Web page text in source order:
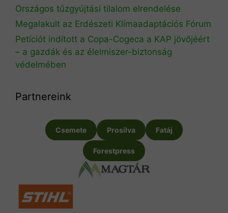
Országos tűzgyújtási tilalom elrendelése
Megalakult az Erdészeti Klímaadaptációs Fórum
Petíciót indított a Copa-Cogeca a KAP jövőjéért
– a gazdák és az élelmiszer-biztonság
védelmében
Partnereink
Csemete Prosilva Fatáj
Forestpress